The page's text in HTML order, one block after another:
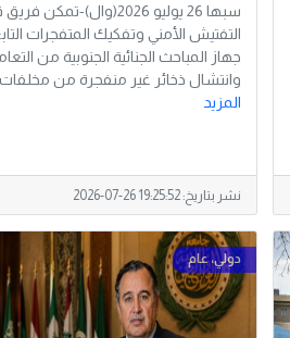
سبها 26 يوليو 2026(وال)-تمكن
التفتيش الأمني وتفكيك المتفجرات
جهاز المباحث الجنائية الجنوبية من
وانتشال ذخائر غير منفجرة من
المزيد
نشر بتاريخ:2026-07-26 19:25:52